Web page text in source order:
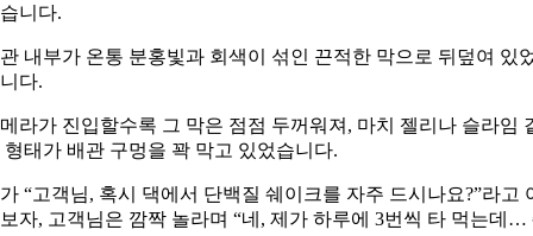
니다.
내부가 온통 분홍빛과 회색이 섞인 끈적한 막으로 뒤덮여 있
다.
라가 진입할수록 그 막은 점점 두꺼워져, 마치 젤리나 슬라임
형태가 배관 구멍을 꽉 막고 있었습니다.
“고객님, 혹시 댁에서 단백질 쉐이크를 자주 드시나요?”라고
자, 고객님은 깜짝 놀라며 “네, 제가 하루에 3번씩 타 먹는데…